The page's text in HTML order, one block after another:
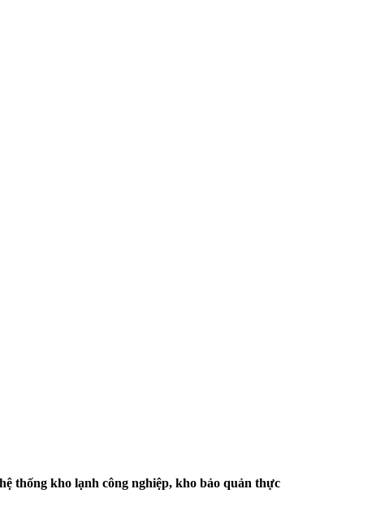
thống kho lạnh công nghiệp, kho bảo quản thực